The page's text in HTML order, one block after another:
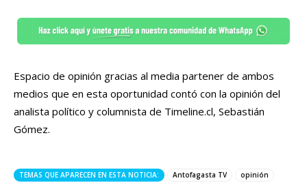
Espacio de opinión gracias al media partener de ambos
medios que en esta oportunidad contó con la opinión del
analista político y columnista de Timeline.cl, Sebastián
Gómez.
TEMAS QUE APARECEN EN ESTA NOTICIA: Antofagasta TV
opinión